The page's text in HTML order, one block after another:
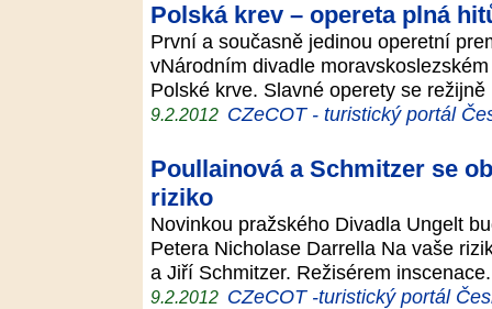
Polská krev – opereta plná
První a současně jedinou operetní
vNárodním divadle
Polské krve. Slavné operety se
9.2.2012 CZeCOT - turistický portál
Poullainová a Schmitzer se
riziko
Novinkou pražského Divadla Ungelt
Petera Nicholase Darrella Na vaše
a Jiří Schmitzer. Režisérem
9.2.2012 CZeCOT -turistický portál